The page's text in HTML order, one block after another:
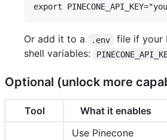
Or add it to a .env
file if your
shell variables:
Optional (unlock more
Tool What it enables
Use Pinecone